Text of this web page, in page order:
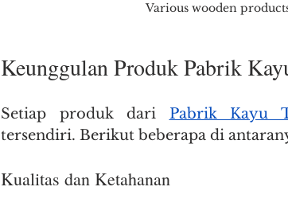
Various wooden
Keunggulan Produk Pabrik
Setiap produk dari Pabrik Kayu
tersendiri. Berikut beberapa di
Kualitas dan Ketahanan